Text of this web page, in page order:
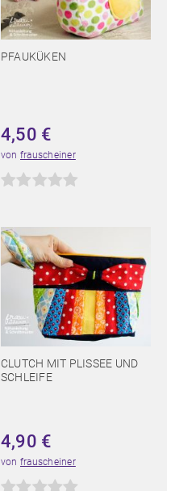
PFAUKÜKEN
4,50 €
von frauscheiner
CLUTCH MIT PLISSEE UND
SCHLEIFE
4,90 €
von frauscheiner